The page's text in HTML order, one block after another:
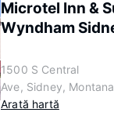
Microtel Inn &
Wyndham
1500 S Central
Ave, Sidney,
Arată hartă